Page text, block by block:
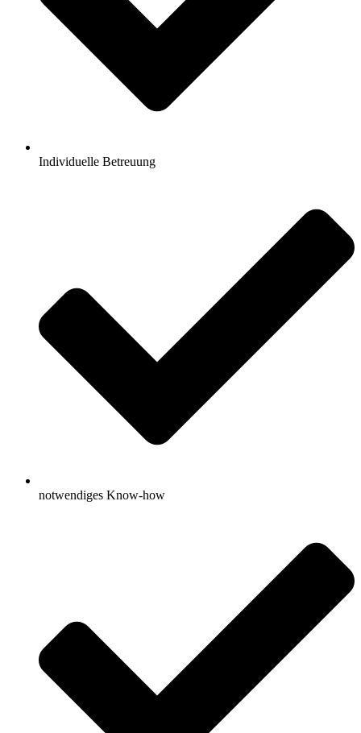
Individuelle Betreuung
notwendiges Know-how